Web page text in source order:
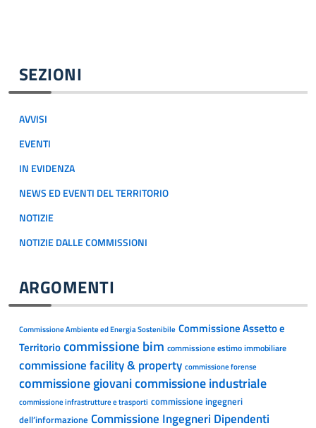
SEZIONI
AVVISI
EVENTI
IN EVIDENZA
NEWS ED EVENTI DEL TERRITORIO
NOTIZIE
NOTIZIE DALLE COMMISSIONI
ARGOMENTI
Commissione Ambiente ed Energia Sostenibile Commissione Assetto e
Territoriocommissione bim commissione estimo immobiliare
commissione facility & property commissione forense
commissione giovanicommissione industriale
commissione infrastrutture e trasporti commissione ingegneri
dell’informazione Commissione Ingegneri Dipendenti